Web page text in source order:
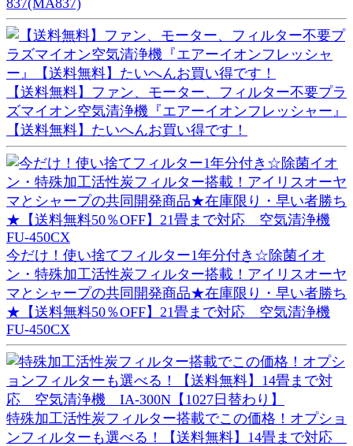
【送料無料】ファン、モーター、フィルター不要プラ
ズマイオン空気清浄機『エアーイオンフレッシャー』
【送料無料】たいへんお買い得です！
今だけ！使い捨てフィルター1年分付き☆除菌イオ
ン・特殊加工活性炭フィルター搭載！アイリスオーヤ
マとシャープの共同開発商品★在庫限り・早い者勝ち
★【送料無料50％OFF】21畳まで対応 空気清浄機
FU-450CX
特殊加工活性炭フィルター搭載でこの価格！オプショ
ンフィルターも選べる！【送料無料】14畳まで対応